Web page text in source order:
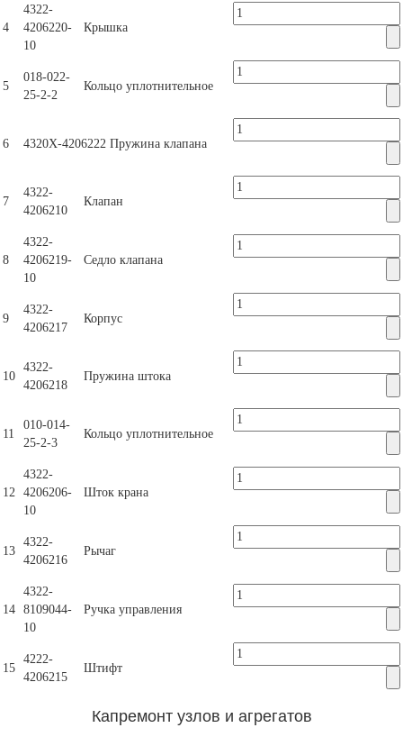
4
4322-
4206220-
10
Крышка
5
018-022-
25-2-2
Кольцо уплотнительное
6 4320Х-4206222 Пружина клапана
7
4322-
4206210
Клапан
8
4322-
4206219-
10
Седло клапана
9
4322-
4206217
Корпус
10
4322-
4206218
Пружина штока
11
010-014-
25-2-3
Кольцо уплотнительное
12
4322-
4206206-
10
Шток крана
13
4322-
4206216
Рычаг
14
4322-
8109044-
10
Ручка управления
15
4222-
4206215
Штифт
Капремонт узлов и агрегатов